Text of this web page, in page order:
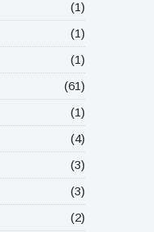
(1)
(1)
(1)
(61)
(1)
(4)
(3)
(3)
(2)